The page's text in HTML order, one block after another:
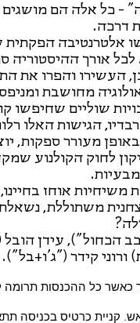
- כל אלה הם מושגים
דרכה.
אלטרנטיבה
לכל אורך ההיסטוריה
העשירו והפרו את
מחושבת
שוליים שחיפשו
הגישות האלו
מעורר ספקות,
לחוק הקולנוע
משתוללת,
הכחול"), עידן
קידר
כאשר כל ההכנסות